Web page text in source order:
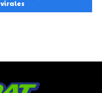
virales